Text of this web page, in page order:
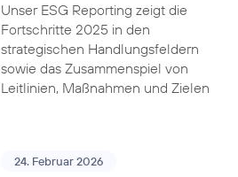
Unser ESG Reporting zeigt die
Fortschritte 2025 in den
strategischen Handlungsfeldern
sowie das Zusammenspiel von
Leitlinien, Maßnahmen und Zielen
24. Februar 2026